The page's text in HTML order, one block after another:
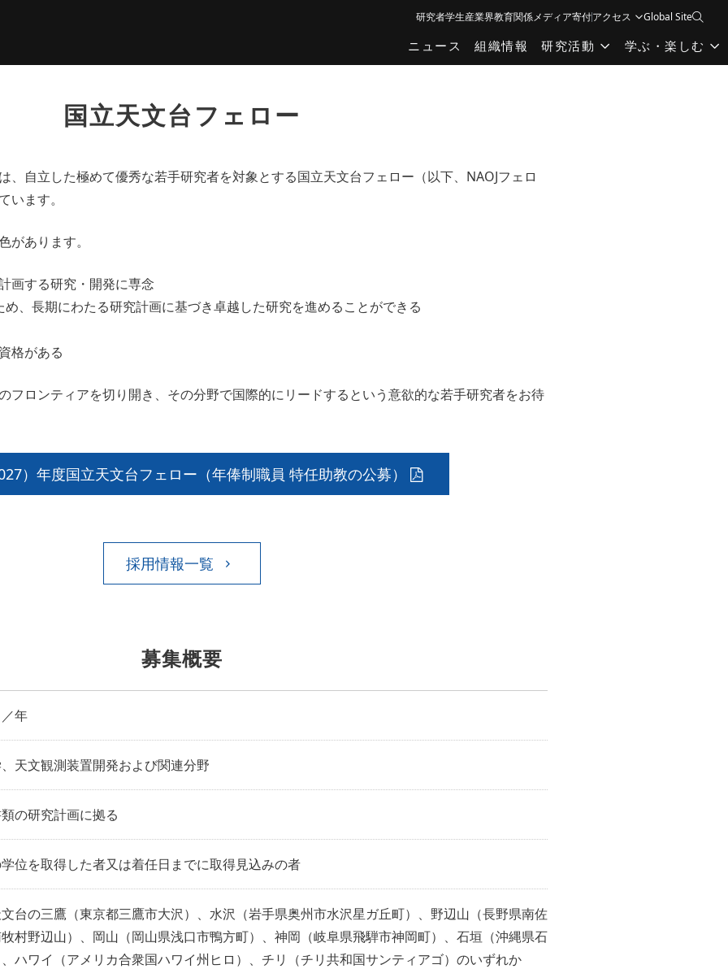
ニュース 組織情報 研究活動 学ぶ・楽しむ
研究者学生産業界教育関係メディア寄付アクセス Global Site
国立天文台フェロー
、自立した極めて優秀な若手研究者を対象とする国立天文台フェロー（以下、NAOJフェロ
います。
があります。
画する研究・開発に専念
、長期にわたる研究計画に基づき卓越した研究を進めることができる
格がある
フロンティアを切り開き、その分野で国際的にリードするという意欲的な若手研究者をお待
）年度国立天文台フェロー（年俸制職員 特任助教の公募）
採用情報一覧
募集概要
年
天文観測装置開発および関連分野
の研究計画に拠る
位を取得した者又は着任日までに取得見込みの者
台の三鷹（東京都三鷹市大沢）、水沢（岩手県奥州市水沢星ガ丘町）、野辺山（長野県南佐
村野辺山）、岡山（岡山県浅口市鴨方町）、神岡（岐阜県飛騨市神岡町）、石垣（沖縄県石
ハワイ（アメリカ合衆国ハワイ州ヒロ）、チリ（チリ共和国サンティアゴ）のいずれか